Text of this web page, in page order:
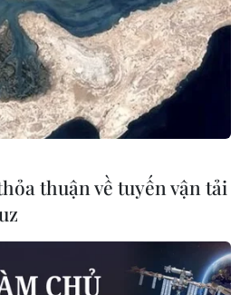
4 tỉnh biên giới của Việt
thuận về tuyến vận tải